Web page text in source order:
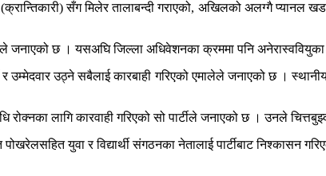
सँग मिलेर तालाबन्दी गराएको, अखिलको अलग्गै प्यानल
जनाएको छ । यसअघि जिल्ला अधिवेशनका क्रममा पनि
उठ्ने सबैलाई कारबाही गरिएको एमालेले जनाएको छ ।
रोक्नका लागि कारवाही गरिएको सो पार्टीले जनाएको छ । उनले
युवा र विद्यार्थी संगठनका नेतालाई पार्टीबाट निश्कासन